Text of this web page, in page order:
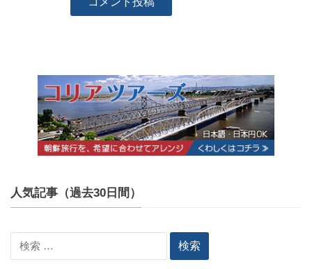
人気記事（過去30日間）